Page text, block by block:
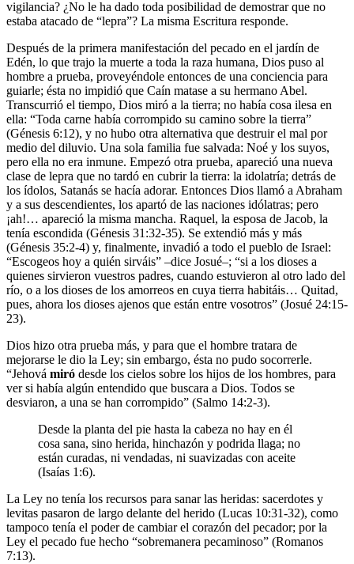
vigilancia? ¿No le ha dado toda posibilidad de demostrar que no
estaba atacado de “lepra”? La misma Escritura responde.
Después de la primera manifestación del pecado en el jardín de
Edén, lo que trajo la muerte a toda la raza humana, Dios puso al
hombre a prueba, proveyéndole entonces de una conciencia para
guiarle; ésta no impidió que Caín matase a su hermano Abel.
Transcurrió el tiempo, Dios miró a la tierra; no había cosa ilesa en
ella: “Toda carne había corrompido su camino sobre la tierra”
(Génesis 6:12), y no hubo otra alternativa que destruir el mal por
medio del diluvio. Una sola familia fue salvada: Noé y los suyos,
pero ella no era inmune. Empezó otra prueba, apareció una nueva
clase de lepra que no tardó en cubrir la tierra: la idolatría; detrás de
los ídolos, Satanás se hacía adorar. Entonces Dios llamó a Abraham
y a sus descendientes, los apartó de las naciones idólatras; pero
¡ah!… apareció la misma mancha. Raquel, la esposa de Jacob, la
tenía escondida (Génesis 31:32-35). Se extendió más y más
(Génesis 35:2-4) y, finalmente, invadió a todo el pueblo de Israel:
“Escogeos hoy a quién sirváis” –dice Josué–; “si a los dioses a
quienes sirvieron vuestros padres, cuando estuvieron al otro lado del
río, o a los dioses de los amorreos en cuya tierra habitáis… Quitad,
pues, ahora los dioses ajenos que están entre vosotros” (Josué 24:15-
23).
Dios hizo otra prueba más, y para que el hombre tratara de
mejorarse le dio la Ley; sin embargo, ésta no pudo socorrerle.
“Jehová miró desde los cielos sobre los hijos de los hombres, para
ver si había algún entendido que buscara a Dios. Todos se
desviaron, a una se han corrompido” (Salmo 14:2-3).
Desde la planta del pie hasta la cabeza no hay en él
cosa sana, sino herida, hinchazón y podrida llaga; no
están curadas, ni vendadas, ni suavizadas con aceite
(Isaías 1:6).
La Ley no tenía los recursos para sanar las heridas: sacerdotes y
levitas pasaron de largo delante del herido (Lucas 10:31-32), como
tampoco tenía el poder de cambiar el corazón del pecador; por la
Ley el pecado fue hecho “sobremanera pecaminoso” (Romanos
7:13).